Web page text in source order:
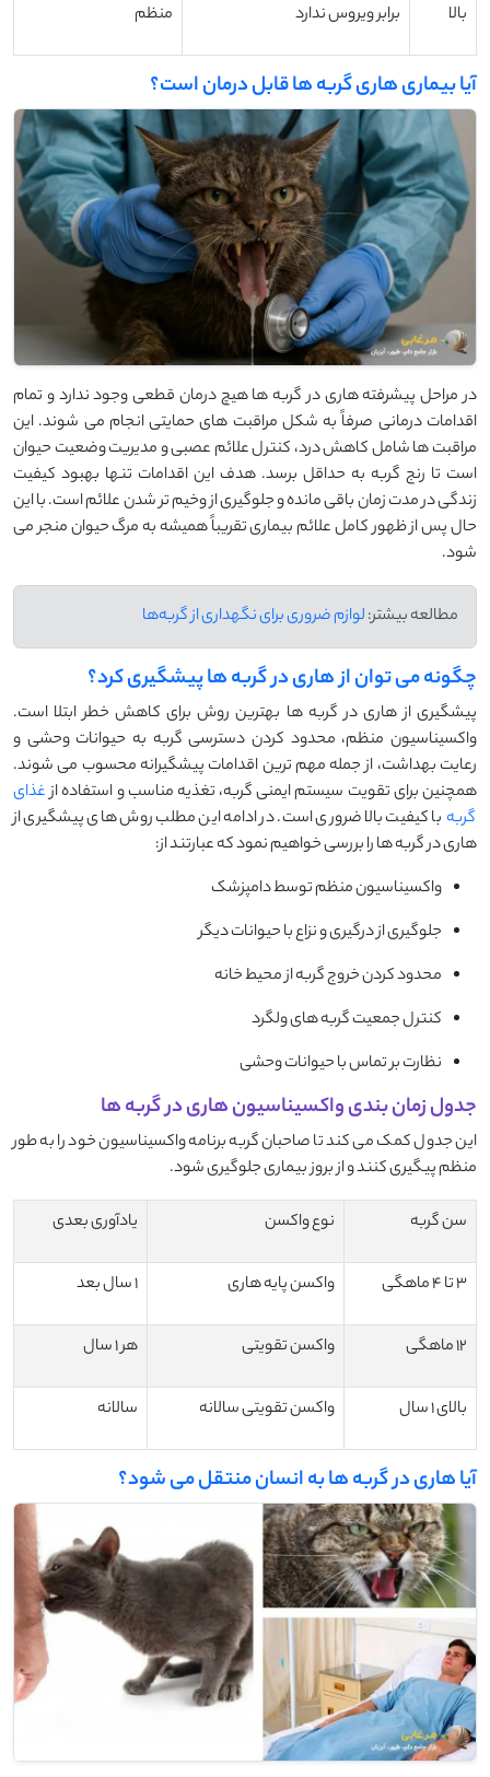
بالا
برابر ویروس ندارد
منظم
آیا بیماری هاری گربه ها قابل درمان است؟
در مراحل پیشرفته هاری در گربه ها هیچ درمان قطعی وجود ندارد و تمام
اقدامات درمانی صرفاً به شکل مراقبت های حمایتی انجام می شوند. این
مراقبت ها شامل کاهش درد، کنترل علائم عصبی و مدیریت وضعیت حیوان
است تا رنج گربه به حداقل برسد. هدف این اقدامات تنها بهبود کیفیت
زندگی در مدت زمان باقی مانده و جلوگیری از وخیم تر شدن علائم است. با این
حال پس از ظهور کامل علائم بیماری تقریباً همیشه به مرگ حیوان منجر می
شود.
مطالعه بیشتر:لوازم ضروری برای نگهداری از گربه‌ها
چگونه می توان از هاری در گربه ها پیشگیری کرد؟
پیشگیری از هاری در گربه ها بهترین روش برای کاهش خطر ابتلا است.
واکسیناسیون منظم، محدود کردن دسترسی گربه به حیوانات وحشی و
رعایت بهداشت، از جمله مهم ترین اقدامات پیشگیرانه محسوب می شوند.
همچنین برای تقویت سیستم ایمنی گربه، تغذیه مناسب و استفاده ازغذای
گربه با کیفیت بالا ضروری است. در ادامه این مطلب روش های پیشگیری از
هاری در گربه ها را بررسی خواهیم نمود که عبارتند از:
واکسیناسیون منظم توسط دامپزشک
جلوگیری از درگیری و نزاع با حیوانات دیگر
محدود کردن خروج گربه از محیط خانه
کنترل جمعیت گربه های ولگرد
نظارت بر تماس با حیوانات وحشی
جدول زمان بندی واکسیناسیون هاری در گربه ها
این جدول کمک می کند تا صاحبان گربه برنامه واکسیناسیون خود را به طور
منظم پیگیری کنند و از بروز بیماری جلوگیری شود.
سن گربه نوع واکسن یادآوری بعدی
۳ تا ۴ ماهگی واکسن پایه هاری ۱ سال بعد
۱۲ ماهگی واکسن تقویتی هر ۱ سال
بالای ۱ سال واکسن تقویتی سالانه سالانه
آیا هاری در گربه ها به انسان منتقل می شود؟